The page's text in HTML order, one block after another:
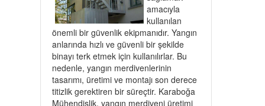
amacıyla
kullanılan
önemli bir güvenlik ekipmanıdır. Yangın
anlarında hızlı ve güvenli bir şekilde
binayı terk etmek için kullanılırlar. Bu
nedenle, yangın merdivenlerinin
tasarımı, üretimi ve montajı son derece
titizlik gerektiren bir süreçtir. Karaboğa
Mühendislik, yangın merdiveni üretimi